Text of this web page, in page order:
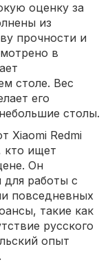
оценку за
из
прочности и
в
столе. Вес
его
столы.
Xiaomi Redmi
кто ищет
Он
для работы с
повседневных
такие как
русского
опыт